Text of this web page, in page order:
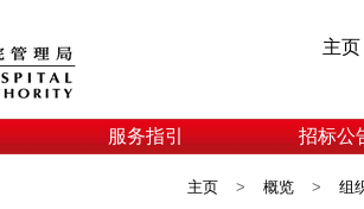
主页
服务指引 招标公
主页 > 概览 > 组